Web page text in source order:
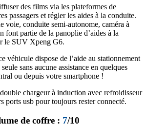
des films via les plateformes de
passagers et régler les aides à la conduite.
voie, conduite semi-autonome, caméra à
font partie de la panoplie d’aides à la
le SUV Xpeng G6.
véhicule dispose de l’aide au stationnement
sans aucune assistance en quelques
ou depuis votre smartphone !
chargeur à induction avec refroidisseur
ports usb pour toujours rester connecté.
de coffre : 7/10